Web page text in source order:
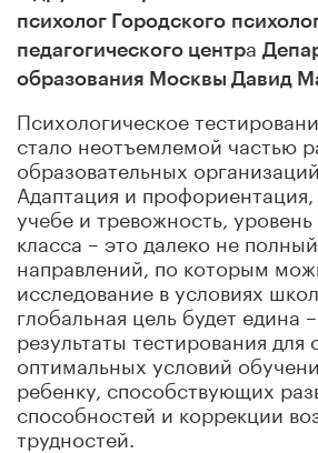
психолог Городского
педагогического центра
образования Москвы Давид
Психологическое
стало неотъемлемой частью
образовательных
Адаптация и
учебе и тревожность,
класса – это далеко не
направлений, по которым
исследование в условиях
глобальная цель будет едина
результаты тестирования для
оптимальных условий
ребенку, способствующих
способностей и коррекции
трудностей.